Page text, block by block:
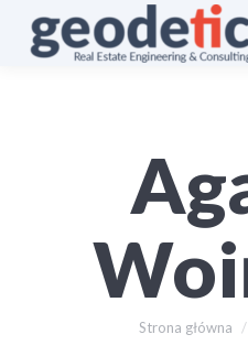
Jesteś tutaj:
Strona główna